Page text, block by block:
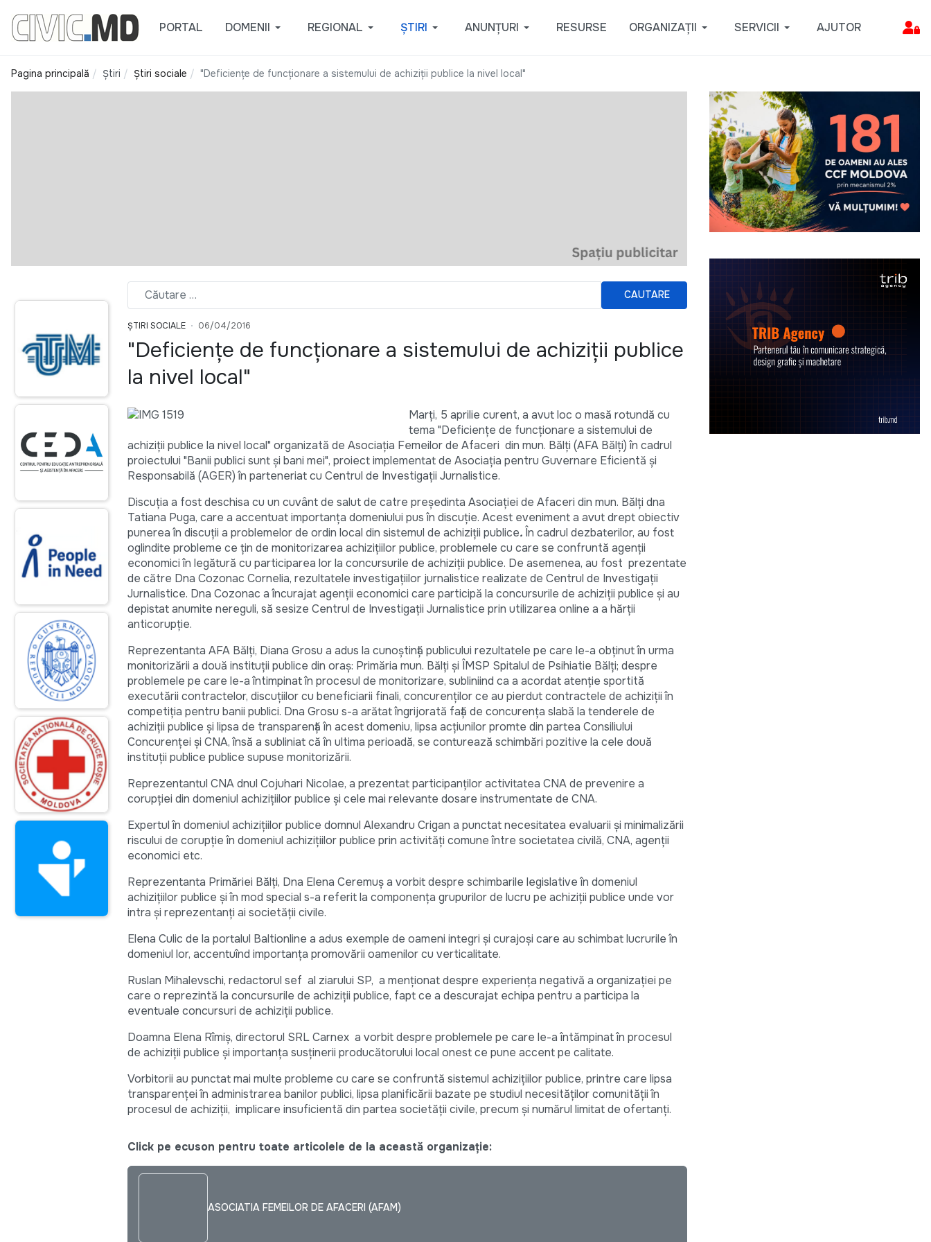
PORTAL DOMENII REGIONAL ȘTIRI ANUNȚURI RESURSE ORGANIZAȚII SERVICII AJUTOR
Pagina principală Știri Știri sociale "Deficienţe de funcționare a sistemului de achiziții publice la nivel local"
CAUTARE
ȘTIRI SOCIALE 06/04/2016
"Deficienţe de funcționare a sistemului de achiziții publice
la nivel local"
Marţi, 5 aprilie curent, a avut loc o masă rotundă cu
tema "Deficienţe de funcționare a sistemului de
achiziții publice la nivel local" organizată de Asociaţia Femeilor de Afaceri din mun. Bălţi (AFA Bălți) în cadrul
proiectului "Banii publici sunt şi bani mei", proiect implementat de Asociaţia pentru Guvernare Eficientă şi
Responsabilă (AGER) în parteneriat cu Centrul de Investigaţii Jurnalistice.
Discuţia a fost deschisa cu un cuvânt de salut de catre preşedinta Asociaţiei de Afaceri din mun. Bălţi dna
Tatiana Puga, care a accentuat importanţa domeniului pus în discuţie. Acest eveniment a avut drept obiectiv
punerea în discuţii a problemelor de ordin local din sistemul de achiziţii publice.În cadrul dezbaterilor, au fost
oglindite probleme ce ţin de monitorizarea achizițiilor publice, problemele cu care se confruntă agenţii
economici în legătură cu participarea lor la concursurile de achiziţii publice. De asemenea, au fost prezentate
de către Dna Cozonac Cornelia, rezultatele investigațiilor jurnalistice realizate de Centrul de Investigaţii
Jurnalistice. Dna Cozonac a încurajat agenții economici care participă la concursurile de achiziții publice și au
depistat anumite nereguli, să sesize Centrul de Investigaţii Jurnalistice prin utilizarea online a a hărții
anticorupție.
Reprezentanta AFA Bălți, Diana Grosu a adus la cunoștinţă publicului rezultatele pe care le-a obţinut în urma
monitorizării a două instituţii publice din oraș: Primăria mun. Bălţi şi ÎMSP Spitalul de Psihiatie Bălţi; despre
problemele pe care le-a întimpinat în procesul de monitorizare, subliniind ca a acordat atenţie sportită
executării contractelor, discuţiilor cu beneficiarii finali, concurenţilor ce au pierdut contractele de achiziţii în
competiţia pentru banii publici. Dna Grosu s-a arătat îngrijorată faţă de concurenţa slabă la tenderele de
achiziţii publice şi lipsa de transparenţă în acest domeniu, lipsa acţiunilor promte din partea Consiliului
Concurenţei şi CNA, însă a subliniat că în ultima perioadă, se conturează schimbări pozitive la cele două
instituţii publice publice supuse monitorizării.
Reprezentantul CNA dnul Cojuhari Nicolae, a prezentat participanţilor activitatea CNA de prevenire a
corupţiei din domeniul achiziţiilor publice și cele mai relevante dosare instrumentate de CNA.
Expertul în domeniul achiziţiilor publice domnul Alexandru Crigan a punctat necesitatea evaluarii şi minimalizării
riscului de corupţie în domeniul achizițiilor publice prin activităţi comune între societatea civilă, CNA, agenţii
economici etc.
Reprezentanta Primăriei Bălţi, Dna Elena Ceremuş a vorbit despre schimbarile legislative în domeniul
achiziţiilor publice şi în mod special s-a referit la componenţa grupurilor de lucru pe achiziţii publice unde vor
intra şi reprezentanţi ai societăţii civile.
Elena Culic de la portalul Baltionline a adus exemple de oameni integri şi curajoşi care au schimbat lucrurile în
domeniul lor, accentuînd importanţa promovării oamenilor cu verticalitate.
Ruslan Mihalevschi, redactorul sef al ziarului SP, a menţionat despre experienţa negativă a organizaţiei pe
care o reprezintă la concursurile de achiziţii publice, fapt ce a descurajat echipa pentru a participa la
eventuale concursuri de achiziţii publice.
Doamna Elena Rîmiş, directorul SRL Carnex a vorbit despre problemele pe care le-a întămpinat în procesul
de achiziţii publice şi importanţa susţinerii producătorului local onest ce pune accent pe calitate.
Vorbitorii au punctat mai multe probleme cu care se confruntă sistemul achizițiilor publice, printre care lipsa
transparenței în administrarea banilor publici, lipsa planificării bazate pe studiul necesităţilor comunităţii în
procesul de achiziţii, implicare insuficientă din partea societăţii civile, precum şi numărul limitat de ofertanți.
Click pe ecuson pentru toate articolele de la această organizație:
ASOCIATIA FEMEILOR DE AFACERI (AFAM)